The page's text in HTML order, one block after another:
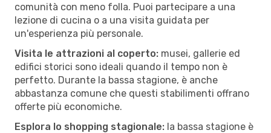
comunità con meno folla. Puoi partecipare a una
lezione di cucina o a una visita guidata per
un'esperienza più personale.
Visita le attrazioni al coperto: musei, gallerie ed
edifici storici sono ideali quando il tempo non è
perfetto. Durante la bassa stagione, è anche
abbastanza comune che questi stabilimenti offrano
offerte più economiche.
Esplora lo shopping stagionale: la bassa stagione è